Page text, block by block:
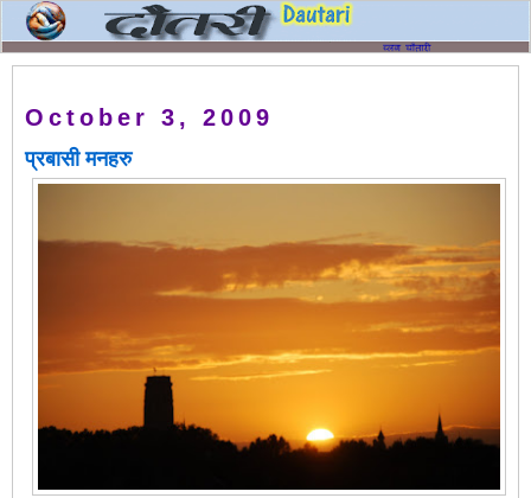
October 3, 2009
प्रबासी मनहरु